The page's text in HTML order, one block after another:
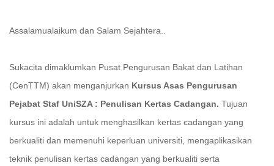
Assalamualaikum dan Salam Sejahtera..
Sukacita dimaklumkan Pusat Pengurusan Bakat dan Latihan
(CenTTM) akan menganjurkan Kursus Asas Pengurusan
Pejabat Staf UniSZA : Penulisan Kertas Cadangan. Tujuan
kursus ini adalah untuk menghasilkan kertas cadangan yang
berkualiti dan memenuhi keperluan universiti, mengaplikasikan
teknik penulisan kertas cadangan yang berkualiti serta